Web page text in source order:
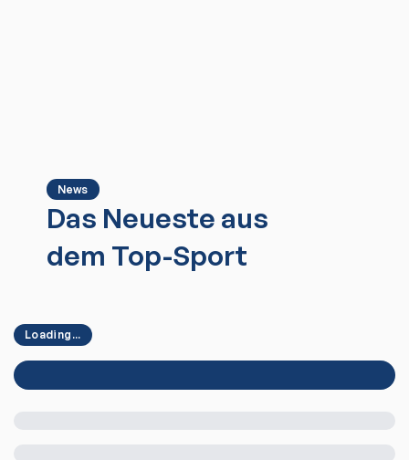
News
Das Neueste aus
dem Top-Sport
Loading...